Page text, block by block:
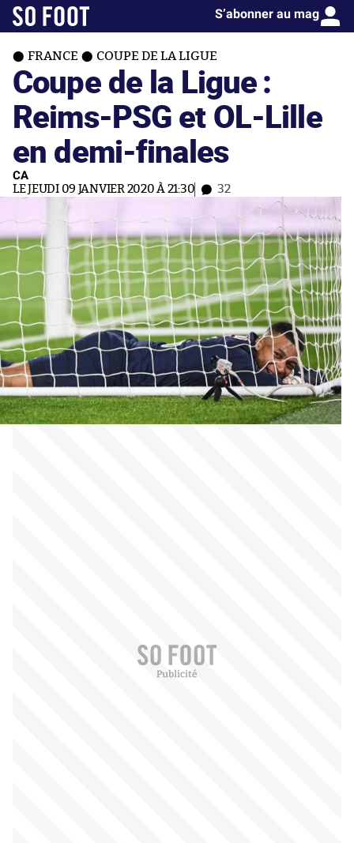
S’abonner au mag
FRANCE COUPE DE LA LIGUE
Coupe de la Ligue :
Reims-PSG et OL-Lille
en demi-finales
CA
LE JEUDI 09 JANVIER 2020 À 21:30 32